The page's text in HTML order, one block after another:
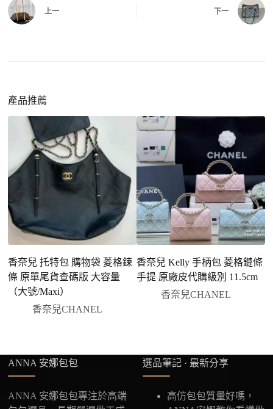
上一 下一
產品推薦
香奈兒 托特包 購物袋 菱格鍊
條 原單尾貨查碼版 大容量
（大號/Maxi）
香奈兒CHANEL
香奈兒 Kelly 手柄包 菱格鏈條
手提 原廠皮代購級別 11.5cm
香奈兒CHANEL
ANNA 安娜包包
ANNA 安娜包包專注於高端
選品筆記 · 最新分享
高仿包包質量好嗎，